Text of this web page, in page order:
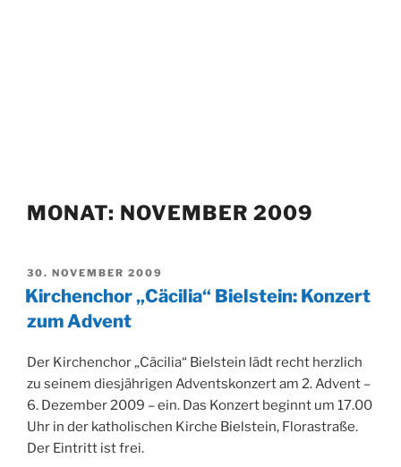
MONAT: NOVEMBER 2009
VERÖFFENTLICHT
AM
30. NOVEMBER 2009
Kirchenchor „Cäcilia“ Bielstein: Konzert
zum Advent
Der Kirchenchor „Cäcilia“ Bielstein lädt recht herzlich
zu seinem diesjährigen Adventskonzert am 2. Advent –
6. Dezember 2009 – ein. Das Konzert beginnt um 17.00
Uhr in der katholischen Kirche Bielstein, Florastraße.
Der Eintritt ist frei.